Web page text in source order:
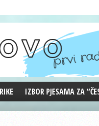
EMISIJA
IZBOR PJESAMA ZA